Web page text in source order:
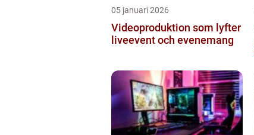
05 januari 2026
Videoproduktion som lyfter
liveevent och evenemang